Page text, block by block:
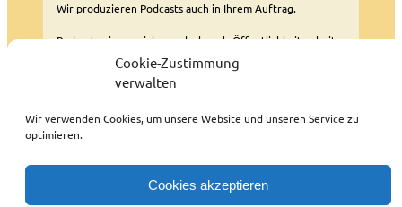
Cookie-Zustimmung
verwalten
Wir verwenden Cookies, um unsere Website und unseren Service zu
optimieren.
Cookies akzeptieren
Wir produzieren Podcasts auch in Ihrem Auftrag.
Podcasts eignen sich wunderbar als Öffentlichkeitsarbeit.
weitere Informationen
Impressum / Datenschutzerklärung